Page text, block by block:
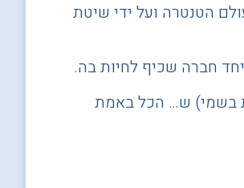
הטנטרה ועל ידי שיטת
יחד חברה שכיף לחיות בה.
בשמי) ש… הכל באמת